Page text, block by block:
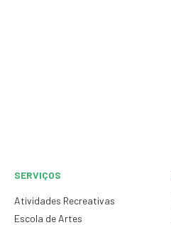
SERVIÇOS
Atividades Recreativas
Escola de Artes